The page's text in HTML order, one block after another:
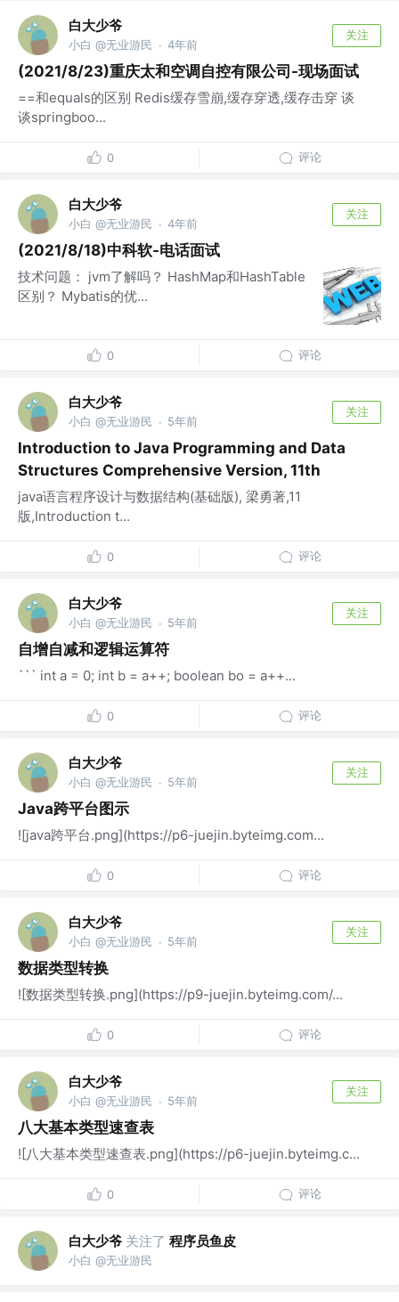
白大少爷
小白 @无业游民 · 4年前
关注
(2021/8/23)重庆太和空调自控有限公司-现场面试
==和equals的区别 Redis缓存雪崩,缓存穿透,缓存击穿 谈
谈springboo...
0 评论
白大少爷
小白 @无业游民 · 4年前
关注
(2021/8/18)中科软-电话面试
技术问题： jvm了解吗？ HashMap和HashTable
区别？ Mybatis的优...
0 评论
白大少爷
小白 @无业游民 · 5年前
关注
Introduction to Java Programming and Data
Structures Comprehensive Version, 11th
java语言程序设计与数据结构(基础版), 梁勇著,11
版,Introduction t...
0 评论
白大少爷
小白 @无业游民 · 5年前
关注
自增自减和逻辑运算符
``` int a = 0; int b = a++; boolean bo = a++...
0 评论
白大少爷
小白 @无业游民 · 5年前
关注
Java跨平台图示
![java跨平台.png](https://p6-juejin.byteimg.com...
0 评论
白大少爷
小白 @无业游民 · 5年前
关注
数据类型转换
![数据类型转换.png](https://p9-juejin.byteimg.com/...
0 评论
白大少爷
小白 @无业游民 · 5年前
关注
八大基本类型速查表
![八大基本类型速查表.png](https://p6-juejin.byteimg.c...
0 评论
白大少爷 关注了 程序员鱼皮
小白 @无业游民